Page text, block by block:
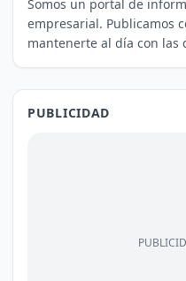
Somos un portal de
empresarial. Publicamos
mantenerte al día con las
PUBLICIDAD